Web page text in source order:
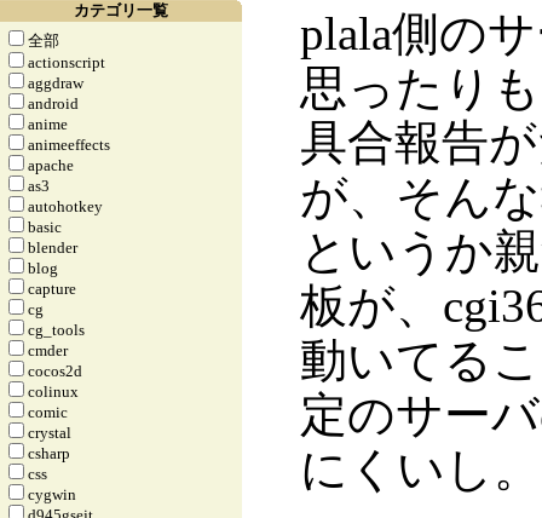
plala側の
思ったり
具合報告
が、そん
というか
板が、
動いてる
定のサー
にくいし。
カテゴリ一覧
全部
actionscript
aggdraw
android
anime
animeeffects
apache
as3
autohotkey
basic
blender
blog
capture
cg
cg_tools
cmder
cocos2d
colinux
comic
crystal
csharp
css
cygwin